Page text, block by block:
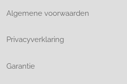
Algemene voorwaarden
Privacyverklaring
Garantie